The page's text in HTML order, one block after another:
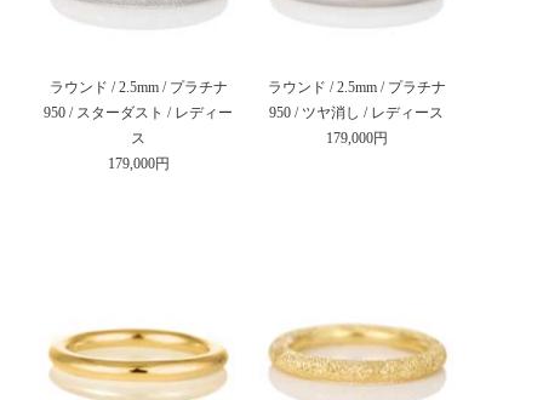
ラウンド / 2.5mm / プラチナ
950 / スターダスト / レディー
ス
179,000円
ラウンド / 2.5mm / プラチナ
950 / ツヤ消し / レディース
179,000円